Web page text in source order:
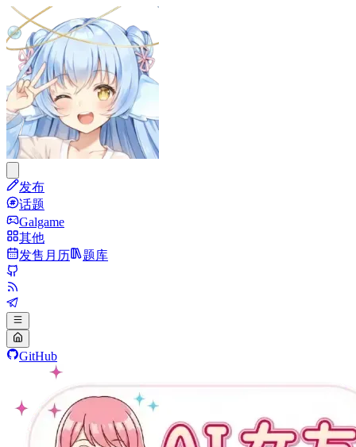
发布
话题
Galgame
其他
发售月历
题库
GitHub